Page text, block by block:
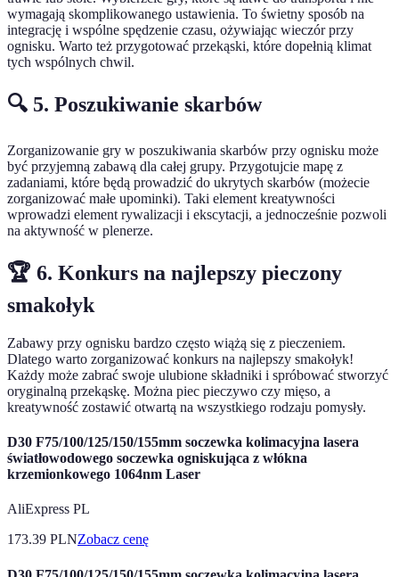
wymagają skomplikowanego ustawienia. To świetny sposób na
integrację i wspólne spędzenie czasu, ożywiając wieczór przy
ognisku. Warto też przygotować przekąski, które dopełnią klimat
tych wspólnych chwil.
🔍 5. Poszukiwanie skarbów
Zorganizowanie gry w poszukiwania skarbów przy ognisku może
być przyjemną zabawą dla całej grupy. Przygotujcie mapę z
zadaniami, które będą prowadzić do ukrytych skarbów (możecie
zorganizować małe upominki). Taki element kreatywności
wprowadzi element rywalizacji i ekscytacji, a jednocześnie pozwoli
na aktywność w plenerze.
🏆 6. Konkurs na najlepszy pieczony
smakołyk
Zabawy przy ognisku bardzo często wiążą się z pieczeniem.
Dlatego warto zorganizować konkurs na najlepszy smakołyk!
Każdy może zabrać swoje ulubione składniki i spróbować stworzyć
oryginalną przekąskę. Można piec pieczywo czy mięso, a
kreatywność zostawić otwartą na wszystkiego rodzaju pomysły.
D30 F75/100/125/150/155mm soczewka kolimacyjna lasera
światłowodowego soczewka ogniskująca z włókna
krzemionkowego 1064nm Laser
AliExpress PL
173.39 PLNZobacz cenę